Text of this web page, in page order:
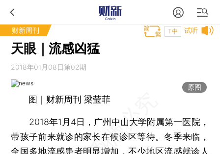
财新周刊 试听
T中
天眼｜流感凶猛
2018年01月08日第02期
原图
图｜财新周刊 梁莹菲
2018年1月4日，广州中山大学附属第一医院，
带孩子前来就诊的家长在候诊区等待。冬季来临，
全国多地流感患者明显增加，不少地区流感就诊人